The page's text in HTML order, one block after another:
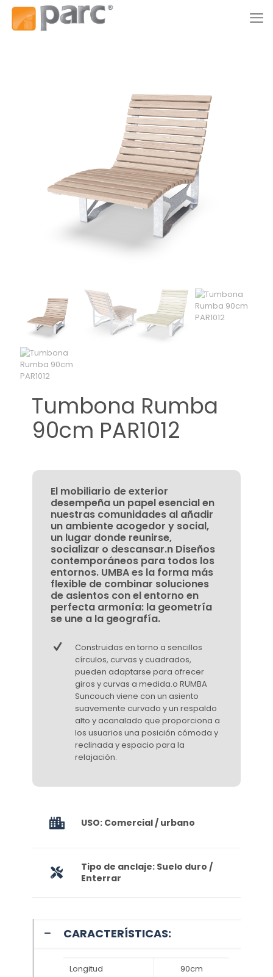
Tumbona Rumba
90cm PAR1012
El mobiliario de exterior
desempeña un papel esencial en
nuestras comunidades al añadir
un ambiente acogedor y social,
un lugar donde reunirse,
socializar o descansar.n Diseños
contemporáneos para todos los
entornos. UMBA es la forma más
flexible de combinar soluciones
de asientos con el entorno en
perfecta armonía: la geometría
se une a la geografía.
Construidas en torno a sencillos
círculos, curvas y cuadrados,
pueden adaptarse para ofrecer
giros y curvas a medida.o RUMBA
Suncouch viene con un asiento
suavemente curvado y un respaldo
alto y acanalado que proporciona a
los usuarios una posición cómoda y
reclinada y espacio para la
relajación.
USO: Comercial / urbano
Tipo de anclaje: Suelo duro /
Enterrar
CARACTERÍSTICAS:
Longitud 90cm